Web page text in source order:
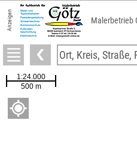
Anzeigen Malerbetrieb